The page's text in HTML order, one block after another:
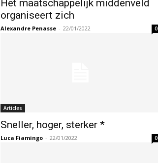
Het maatschappelijk middenveld
organiseert zich
Alexandre Penasse - 22/01/2022 0
Articles
Sneller, hoger, sterker *
Luca Fiamingo - 22/01/2022 0